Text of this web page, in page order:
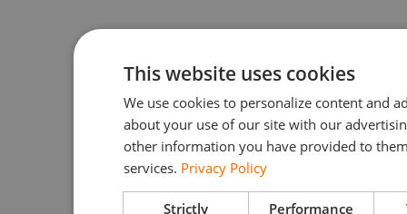
This website uses cookies
We use cookies to personalize content and
about your use of our site with our
other information you have provided to
services. Privacy Policy
Strictly Performance